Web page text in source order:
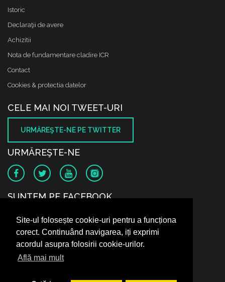
Site-ul folosește cookie-uri pentru a funcționa
corect. Continuând navigarea, iți exprimi
acordul asupra folosirii cookie-urilor.
Află mai mult
Istoric
Declaraţii de avere
Achizitii
Nota de fundamentare cladire ICR
Contact
Cookies & protectia datelor
CELE MAI NOI TWEET-URI
URMĂREŞTE-NE PE TWITTER
URMĂREŞTE-NE
SUNTEM PE FACEBOOK